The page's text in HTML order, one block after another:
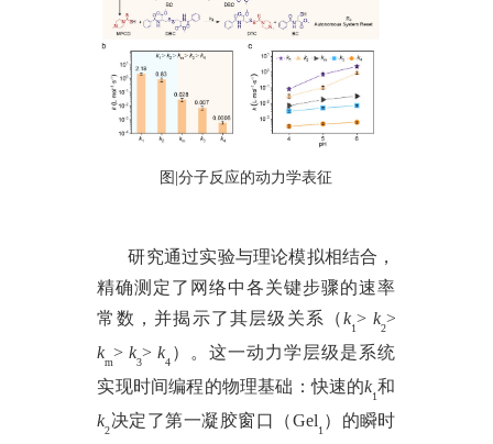
图 |分子反应的动力学表征
研究通过实验与理论模拟相结合，
精确测定了网络中各关键步骤的速率
常数，并揭示了其层级关系（k
1
> k
2
>
k
m
>k
3
>k
4
）。这一动力学层级是系统
实现时间编程的物理基础：快速的k
1
和
k
2
决定了第一凝胶窗口（Gel
1
）的瞬时